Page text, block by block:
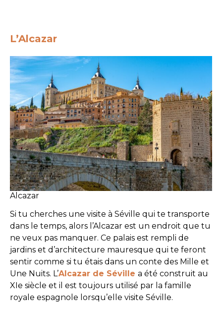
L’Alcazar
Alcazar
Si tu cherches une visite à Séville qui te transporte
dans le temps, alors l’Alcazar est un endroit que tu
ne veux pas manquer. Ce palais est rempli de
jardins et d’architecture mauresque qui te feront
sentir comme si tu étais dans un conte des Mille et
Une Nuits. L’Alcazar de Séville a été construit au
XIe siècle et il est toujours utilisé par la famille
royale espagnole lorsqu’elle visite Séville.